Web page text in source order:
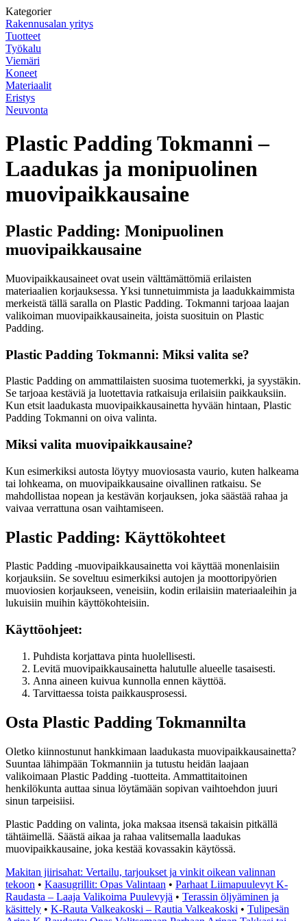
Kategorier
Rakennusalan yritys
Tuotteet
Työkalu
Viemäri
Koneet
Materiaalit
Eristys
Neuvonta
Plastic Padding Tokmanni –
Laadukas ja monipuolinen
muovipaikkausaine
Plastic Padding: Monipuolinen
muovipaikkausaine
Muovipaikkausaineet ovat usein välttämättömiä erilaisten
materiaalien korjauksessa. Yksi tunnetuimmista ja laadukkaimmista
merkeistä tällä saralla on Plastic Padding. Tokmanni tarjoaa laajan
valikoiman muovipaikkausaineita, joista suosituin on Plastic
Padding.
Plastic Padding Tokmanni: Miksi valita se?
Plastic Padding on ammattilaisten suosima tuotemerkki, ja syystäkin.
Se tarjoaa kestäviä ja luotettavia ratkaisuja erilaisiin paikkauksiin.
Kun etsit laadukasta muovipaikkausainetta hyvään hintaan, Plastic
Padding Tokmanni on oiva valinta.
Miksi valita muovipaikkausaine?
Kun esimerkiksi autosta löytyy muoviosasta vaurio, kuten halkeama
tai lohkeama, on muovipaikkausaine oivallinen ratkaisu. Se
mahdollistaa nopean ja kestävän korjauksen, joka säästää rahaa ja
vaivaa verrattuna osan vaihtamiseen.
Plastic Padding: Käyttökohteet
Plastic Padding -muovipaikkausainetta voi käyttää monenlaisiin
korjauksiin. Se soveltuu esimerkiksi autojen ja moottoripyörien
muoviosien korjaukseen, veneisiin, kodin erilaisiin materiaaleihin ja
lukuisiin muihin käyttökohteisiin.
Käyttöohjeet:
Puhdista korjattava pinta huolellisesti.
Levitä muovipaikkausainetta halutulle alueelle tasaisesti.
Anna aineen kuivua kunnolla ennen käyttöä.
Tarvittaessa toista paikkausprosessi.
Osta Plastic Padding Tokmannilta
Oletko kiinnostunut hankkimaan laadukasta muovipaikkausainetta?
Suuntaa lähimpään Tokmanniin ja tutustu heidän laajaan
valikoimaan Plastic Padding -tuotteita. Ammattitaitoinen
henkilökunta auttaa sinua löytämään sopivan vaihtoehdon juuri
sinun tarpeisiisi.
Plastic Padding on valinta, joka maksaa itsensä takaisin pitkällä
tähtäimellä. Säästä aikaa ja rahaa valitsemalla laadukas
muovipaikkausaine, joka kestää kovassakin käytössä.
Makitan jiirisahat: Vertailu, tarjoukset ja vinkit oikean valinnan
tekoon • Kaasugrillit: Opas Valintaan • Parhaat Liimapuulevyt K-
Raudasta – Laaja Valikoima Puulevyjä • Terassin öljyäminen ja
käsittely • K-Rauta Valkeakoski – Rautia Valkeakoski • Tulipesän